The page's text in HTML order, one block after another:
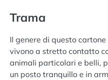
Trama
Il genere di questo
vivono a stretto contatto
animali particolari e belli,
un posto tranquillo e in